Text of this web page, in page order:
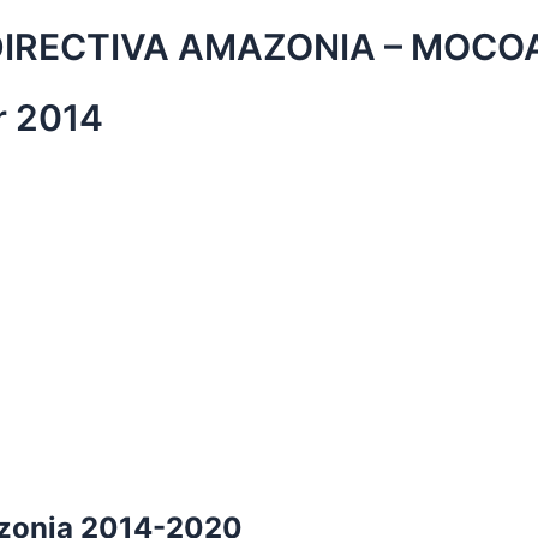
AMAZONIA –
2014
2014-2020